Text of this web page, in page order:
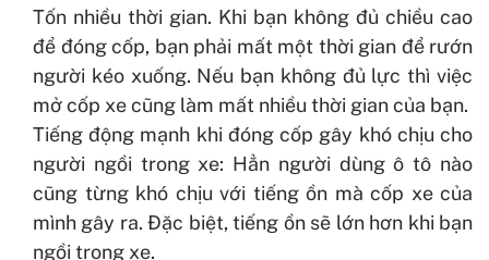
Tốn nhiều thời gian. Khi bạn không đủ chiều cao
để đóng cốp, bạn phải mất một thời gian để rướn
người kéo xuống. Nếu bạn không đủ lực thì việc
mở cốp xe cũng làm mất nhiều thời gian của bạn.
Tiếng động mạnh khi đóng cốp gây khó chịu cho
người ngồi trong xe: Hẳn người dùng ô tô nào
cũng từng khó chịu với tiếng ồn mà cốp xe của
mình gây ra. Đặc biệt, tiếng ồn sẽ lớn hơn khi bạn
ngồi trong xe.